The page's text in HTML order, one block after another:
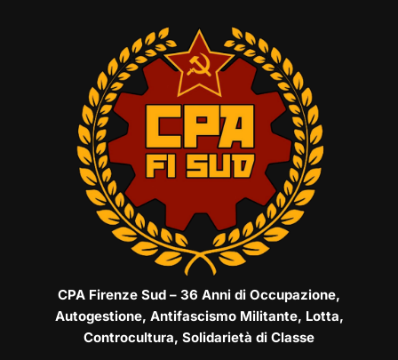
CPA Firenze Sud – 36 Anni di Occupazione,
Autogestione, Antifascismo Militante, Lotta,
Controcultura, Solidarietà di Classe